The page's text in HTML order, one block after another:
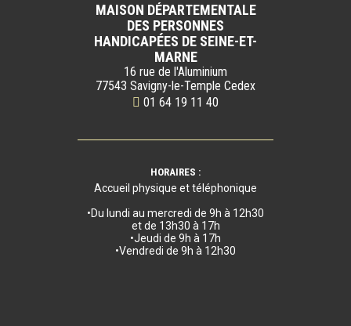
MAISON DÉPARTEMENTALE
DES PERSONNES
HANDICAPÉES DE SEINE-ET-
MARNE
16 rue de l'Aluminium
77543 Savigny-le-Temple Cedex
01 64 19 11 40
HORAIRES :
Accueil physique et téléphonique
•Du lundi au mercredi de 9h à 12h30
et de 13h30 à 17h
•Jeudi de 9h à 17h
•Vendredi de 9h à 12h30